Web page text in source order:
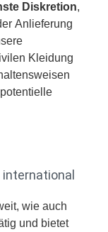
Diskretion,
Anlieferung
Kleidung
wie auch
und bietet